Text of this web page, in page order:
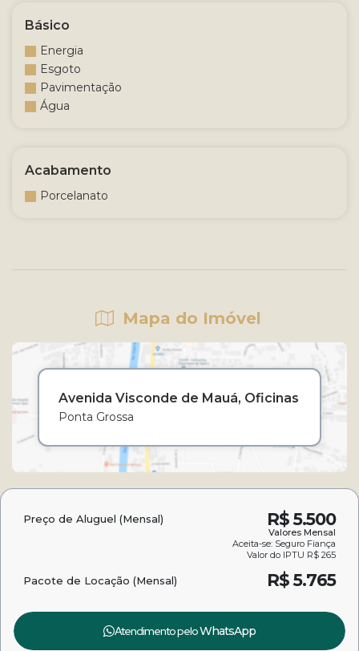
Básico
Energia
Esgoto
Pavimentação
Água
Acabamento
Porcelanato
Mapa do Imóvel
Avenida Visconde de Mauá Oficinas
Ponta Grossa
R$ 5.500
Preço de Aluguel (Mensal)
Valores Mensal
Aceita-se: Seguro Fiança
Valor do IPTU R$ 265
R$ 5.765
Pacote de Locação (Mensal)
Atendimento peloWhatsApp